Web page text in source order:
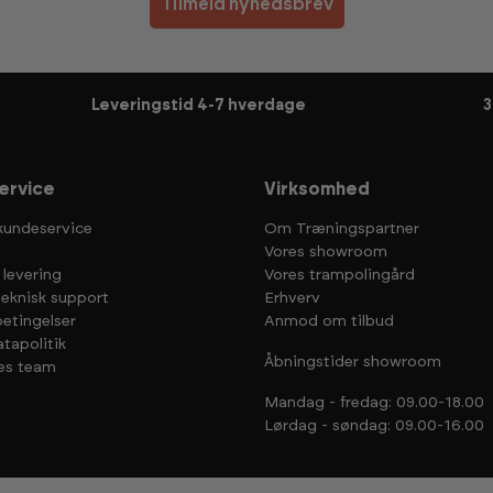
Tilmeld nyhedsbrev
Leveringstid 4-7 hverdage
support
team
Virksomhed
Om Træningspartner
Vores showroom
Vores trampolingård
Erhverv
Anmod om tilbud
Åbningstider showroom
Mandag - fredag: 09.00-18.00
Lørdag - søndag: 09.00-16.00